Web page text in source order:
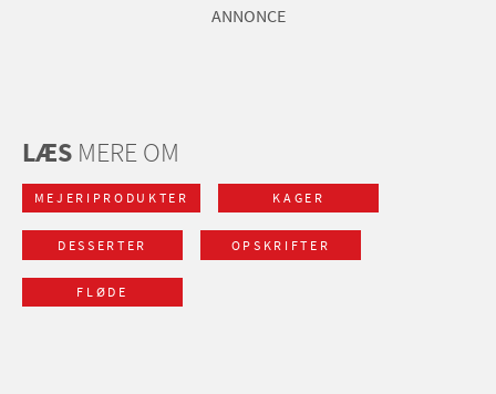
ANNONCE
LÆS MERE OM
MEJERIPRODUKTER KAGER
DESSERTER OPSKRIFTER
FLØDE